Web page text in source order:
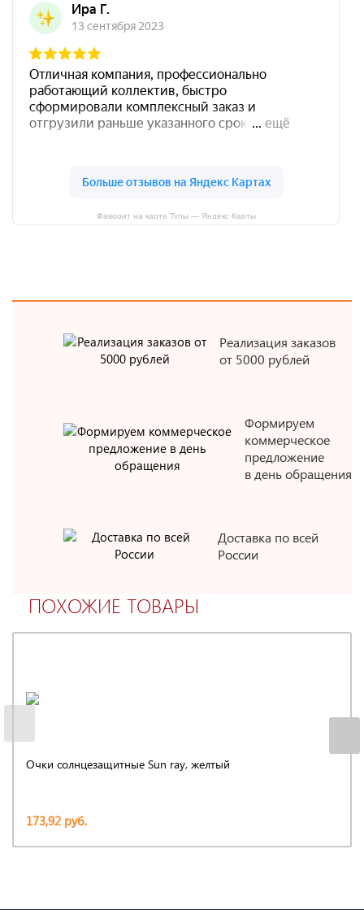
Фаворит на карте Тулы — Яндекс Карты
Реализация заказов
от 5000 рублей
Формируем
коммерческое
предложение
в день обращения
Доставка по всей
России
ПОХОЖИЕ ТОВАРЫ
Очки солнцезащитные Sun ray, желтый
173,92 руб.